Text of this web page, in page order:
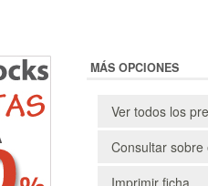
MÁS OPCIONES
Ver todos los
Consultar sobre
Imprimir ficha